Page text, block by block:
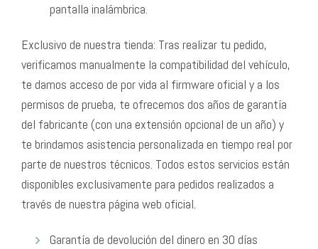
pantalla inalámbrica.
Exclusivo de nuestra tienda: Tras realizar tu pedido,
verificamos manualmente la compatibilidad del vehículo,
te damos acceso de por vida al firmware oficial y a los
permisos de prueba, te ofrecemos dos años de garantía
del fabricante (con una extensión opcional de un año) y
te brindamos asistencia personalizada en tiempo real por
parte de nuestros técnicos. Todos estos servicios están
disponibles exclusivamente para pedidos realizados a
través de nuestra página web oficial.
Garantía de devolución del dinero en 30 días